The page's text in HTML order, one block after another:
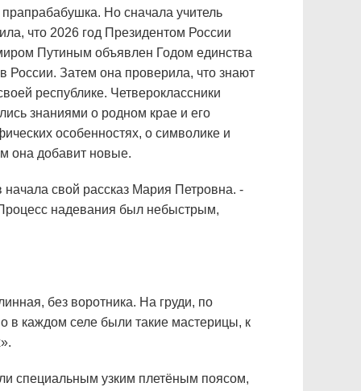
Но сначала учитель
что 2026 год Президентом России
Путиным объявлен Годом единства
России. Затем она проверила, что знают
республике. Четвероклассники
знаниями о родном крае и его
особенностях, о символике и
она добавит новые.
свой рассказ Мария Петровна. -
Процесс надевания был небыстрым,
без воротника. На груди, по
каждом селе были такие мастерицы, к
специальным узким плетёным поясом,